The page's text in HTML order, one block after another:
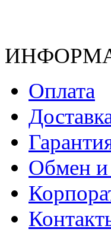
Оплата
Обмен и